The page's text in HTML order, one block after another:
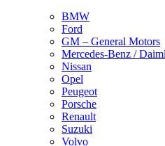
BMW
Ford
GM – General Motors
Mercedes-Benz /
Nissan
Opel
Peugeot
Porsche
Renault
Suzuki
Volvo